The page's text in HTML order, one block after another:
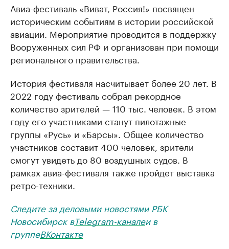
Авиа-фестиваль «Виват, Россия!» посвящен
историческим событиям в истории российской
авиации. Мероприятие проводится в поддержку
Вооруженных сил РФ и организован при помощи
регионального правительства.
История фестиваля насчитывает более 20 лет. В
2022 году фестиваль собрал рекордное
количество зрителей — 110 тыс. человек. В этом
году его участниками станут пилотажные
группы «Русь» и «Барсы». Общее количество
участников составит 400 человек, зрители
смогут увидеть до 80 воздушных судов. В
рамках авиа-фестиваля также пройдет выставка
ретро-техники.
Следите за деловыми новостями РБК
Новосибирск вTelegram-каналеи в
группеВКонтакте